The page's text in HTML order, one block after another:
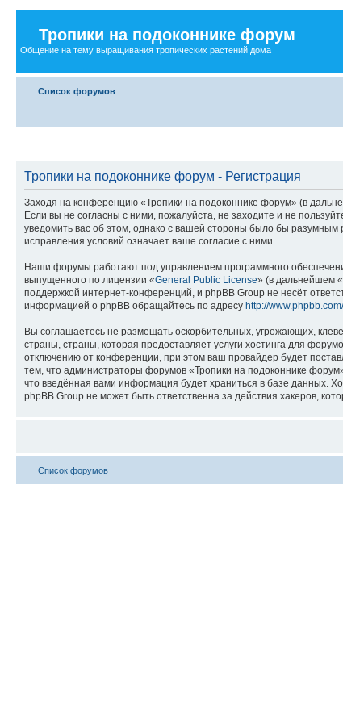
Тропики на подоконнике форум
Общение на тему выращивания тропических растений дома
Список форумов
Тропики на подоконнике форум - Регистрация
Заходя на конференцию «Тропики на подоконнике форум» (в
Если вы не согласны с ними, пожалуйста, не заходите и не
уведомить вас об этом, однако с вашей стороны было бы разумным
исправления условий означает ваше согласие с ними.
Наши форумы работают под управлением программного
выпущенного по лицензии «General Public License» (в дальнейшем
поддержкой интернет-конференций, и phpBB Group не несёт
информацией о phpBB обращайтесь по адресу http://www.phpbb.com/
Вы соглашаетесь не размещать оскорбительных, угрожающих,
страны, страны, которая предоставляет услуги хостинга для
отключению от конференции, при этом ваш провайдер будет
тем, что администраторы форумов «Тропики на подоконнике
что введённая вами информация будет храниться в базе данных.
phpBB Group не может быть ответственна за действия хакеров,
Список форумов